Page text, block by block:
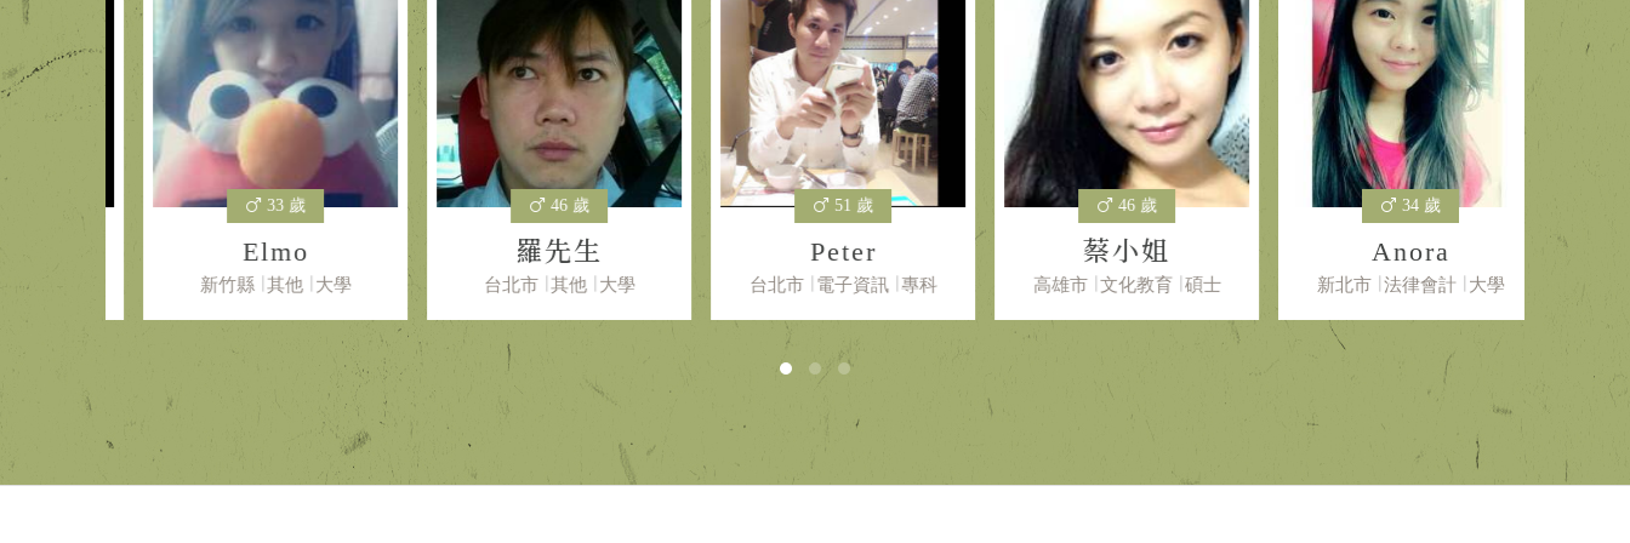
大學
33 歲
Elmo
新竹縣 其他 大學
46 歲
羅先生
台北市 其他 大學
51 歲
Peter
台北市 電子資訊 專科
46 歲
蔡小姐
高雄市 文化教育 碩士
34 歲
Anora
新北市 法律會計 大學